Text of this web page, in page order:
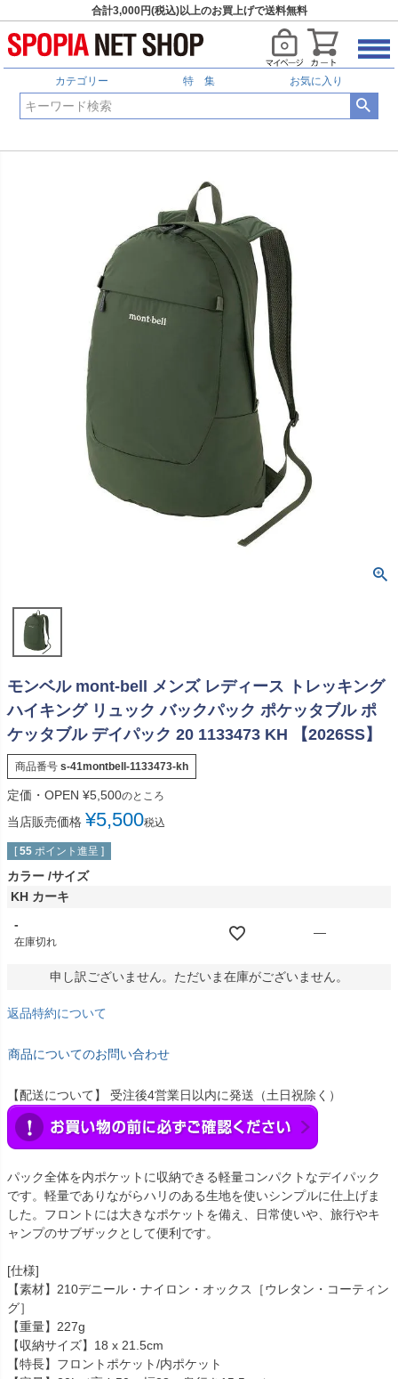
合計3,000円(税込)以上のお買上げで送料無料
カテゴリー 特 集 お気に入り
モンベル mont-bell メンズ レディース トレッキング
ハイキング リュック バックパック ポケッタブル ポ
ケッタブル デイパック 20 1133473 KH 【2026SS】
商品番号 s-41montbell-1133473-kh
定価・OPEN ¥5,500のところ
当店販売価格 ¥5,500税込
[ 55 ポイント進呈 ]
カラー サイズ
KH カーキ
-
在庫切れ
—
申し訳ございません。ただいま在庫がございません。
返品特約について
商品についてのお問い合わせ
【配送について】 受注後4営業日以内に発送（土日祝除く）
パック全体を内ポケットに収納できる軽量コンパクトなデイパック
です。軽量でありながらハリのある生地を使いシンプルに仕上げま
した。フロントには大きなポケットを備え、日常使いや、旅行やキ
ャンプのサブザックとして便利です。
[仕様]
【素材】210デニール・ナイロン・オックス［ウレタン・コーティン
グ］
【重量】227g
【収納サイズ】18 x 21.5cm
【特長】フロントポケット/内ポケット